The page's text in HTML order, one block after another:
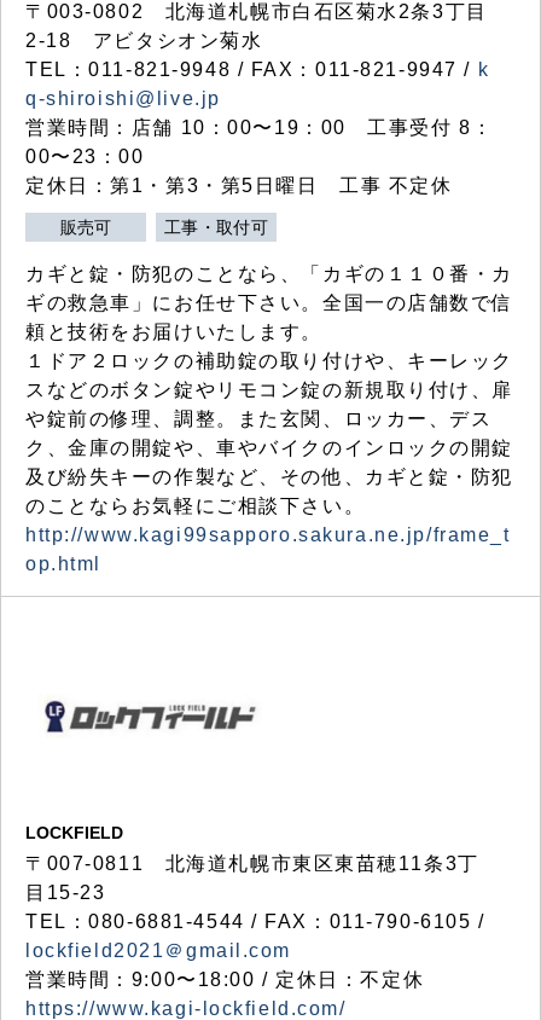
〒003-0802 北海道札幌市白石区菊水2条3丁目
2-18 アビタシオン菊水
TEL：011-821-9948 / FAX：011-821-9947 / k
q-shiroishi@live.jp
営業時間：店舗 10：00〜19：00 工事受付 8：
00〜23：00
定休日：第1・第3・第5日曜日 工事 不定休
販売可 工事・取付可
カギと錠・防犯のことなら、「カギの１１０番・カ
ギの救急車」にお任せ下さい。全国一の店舗数で信
頼と技術をお届けいたします。
１ドア２ロックの補助錠の取り付けや、キーレック
スなどのボタン錠やリモコン錠の新規取り付け、扉
や錠前の修理、調整。また玄関、ロッカー、デス
ク、金庫の開錠や、車やバイクのインロックの開錠
及び紛失キーの作製など、その他、カギと錠・防犯
のことならお気軽にご相談下さい。
http://www.kagi99sapporo.sakura.ne.jp/frame_t
op.html
LOCKFIELD
〒007-0811 北海道札幌市東区東苗穂11条3丁
目15-23
TEL：080-6881-4544 / FAX：011-790-6105 /
lockfield2021＠gmail.com
営業時間：9:00〜18:00 / 定休日：不定休
https://www.kagi-lockfield.com/